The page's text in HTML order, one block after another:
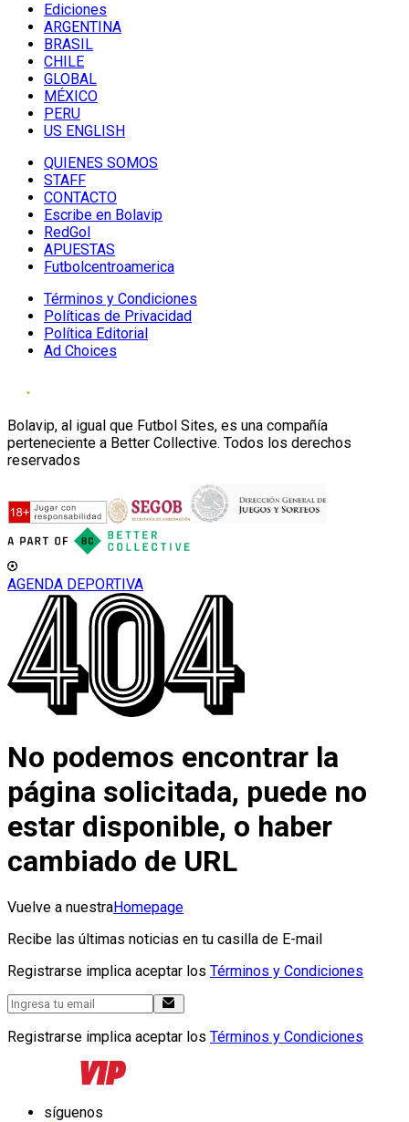
Ediciones
ARGENTINA
BRASIL
CHILE
GLOBAL
MÉXICO
PERU
US ENGLISH
QUIENES SOMOS
STAFF
CONTACTO
Escribe en Bolavip
RedGol
APUESTAS
Futbolcentroamerica
Términos y Condiciones
Políticas de Privacidad
Política Editorial
Ad Choices
Bolavip, al igual que Futbol Sites, es una compañía
perteneciente a Better Collective. Todos los derechos
reservados
AGENDA DEPORTIVA
No podemos encontrar la
página solicitada, puede no
estar disponible, o haber
cambiado de URL
Vuelve a nuestraHomepage
Recibe las últimas noticias en tu casilla de E-mail
Registrarse implica aceptar los Términos y Condiciones
Registrarse implica aceptar los Términos y Condiciones
síguenos